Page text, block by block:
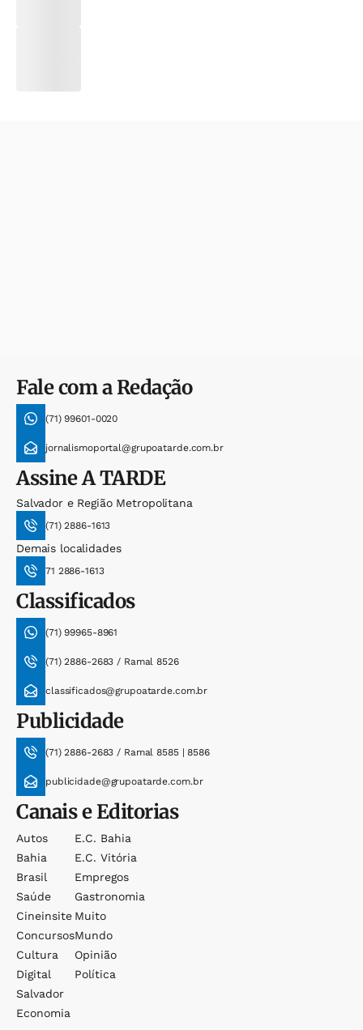
Fale com a Redação
(71) 99601-0020
jornalismoportal@grupoatarde.com.br
AssineA TARDE
Salvador e Região Metropolitana
(71) 2886-1613
Demais localidades
71 2886-1613
Classificados
(71) 99965-8961
(71) 2886-2683 / Ramal 8526
classificados@grupoatarde.com.br
Publicidade
(71) 2886-2683 / Ramal 8585 | 8586
publicidade@grupoatarde.com.br
Canais e Editorias
Autos
Bahia
Brasil
Saúde
Cineinsite
Concursos
Cultura
Digital
Salvador
Economia
E.c. Bahia
E.c. Vitória
Empregos
Gastronomia
Muito
Mundo
Opinião
Política